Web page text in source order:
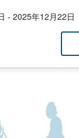
- 2025年12月22日